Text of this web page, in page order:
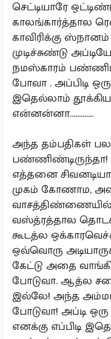
செட்டியாரே
காலங்கார்த்தால
காவிரிக்கு
முடிச்சுண்டு
நமஸ்காரம்
போவா . அப்பிடி
இதெல்லாம்
என்னன்னா.............
அந்த தம்பதிகள்
பண்ணிண்டிருந்தா!
எத்தனை
முகம் கோணாம,
வாசத்திண்ணையில்
வஸ்த்ரத்தால
கூடத்ல
ஒவ்வொரு
கேட்டு அதை
போடுவா. ஆத்ல
இல்லே! அந்த
போடுவா! அப்டி
எனக்கு எப்பிடி